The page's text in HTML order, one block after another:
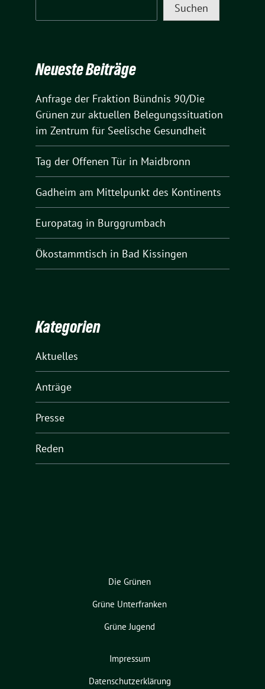
Suchen
Neueste Beiträge
Anfrage der Fraktion Bündnis 90/Die
Grünen zur aktuellen Belegungssituation
im Zentrum für Seelische Gesundheit
Tag der Offenen Tür in Maidbronn
Gadheim am Mittelpunkt des Kontinents
Europatag in Burggrumbach
Ökostammtisch in Bad Kissingen
Kategorien
Aktuelles
Anträge
Presse
Reden
Die Grünen
Grüne Unterfranken
Grüne Jugend
Impressum
Datenschutzerklärung